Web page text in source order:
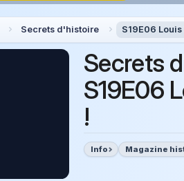
Secrets d'histoire S19E06
Secrets
S19E06
!
Info Magazine